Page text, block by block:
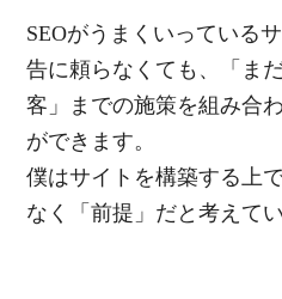
SEOがうまくいっている
告に頼らなくても、「ま
客」までの施策を組み合
ができます。
僕はサイトを構築する上
なく「前提」だと考えてい